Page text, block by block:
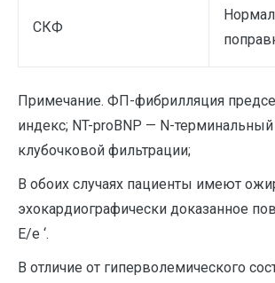
СКФ
Примечание. ФП-фибрилляция
индекс; NT-proBNP — N-
клубочковой фильтрации;
В обоих случаях пациенты имеют
эхокардиографически доказанное
Е/е ‘.
В отличие от гиперволемического